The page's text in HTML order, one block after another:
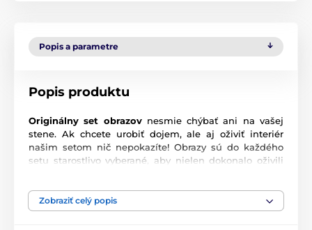
Popis a parametre
Popis produktu
Originálny set obrazov nesmie chýbať ani na vašej
stene. Ak chcete urobiť dojem, ale aj oživiť interiér
našim setom nič nepokazíte! Obrazy sú do každého
setu starostlivo vyberané, aby nielen dokonalo oživili
na vás, tak neváhajte a vytvorte si aj vy zo steny
galériu plnú jedinečných motívov.
Zobraziť celý popis